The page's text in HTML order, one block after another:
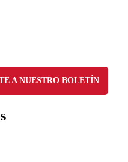
A NUESTRO BOLETÍN